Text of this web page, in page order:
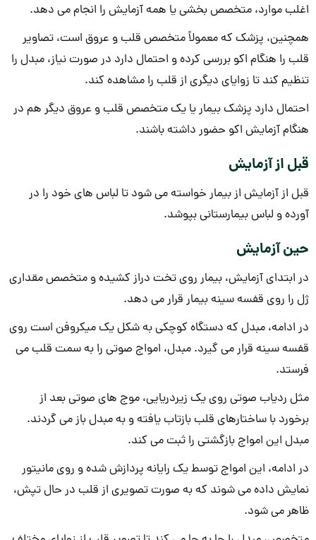
اغلب موارد، متخصص بخشی یا همه آزمایش را انجام می دهد.
همچنین، پزشک که معمولاً متخصص قلب و عروق است، تصاویر
قلب را هنگام اکو بررسی کرده و احتمال دارد در صورت نیاز، مبدل را
تنظیم کند تا زوایای دیگری از قلب را مشاهده کند.
احتمال دارد پزشک بیمار یا یک متخصص قلب و عروق دیگر هم در
هنگام آزمایش اکو حضور داشته باشند.
قبل از آزمایش
قبل از آزمایش از بیمار خواسته می شود تا لباس های خود را در
آورده و لباس بیمارستانی بپوشد.
حین آزمایش
در ابتدای آزمایش، بیمار روی تخت دراز کشیده و متخصص مقداری
ژل را روی قفسه سینه بیمار قرار می دهد.
در ادامه، مبدل که دستگاه کوچکی به شکل یک میکروفن است روی
قفسه سینه قرار می گیرد. مبدل، امواج صوتی را به سمت قلب می
فرستد.
مثل ردیاب صوتی روی یک زیردریایی، موج های صوتی بعد از
برخورد با ساختارهای قلب بازتاب یافته و به مبدل باز می گردند.
مبدل این امواج بازگشتی را ثبت می کند.
در ادامه، این امواج توسط یک رایانه پردازش شده و روی مانیتور
نمایش داده می شوند که به صورت تصویری از قلب در حال تپش،
ظاهر می شود.